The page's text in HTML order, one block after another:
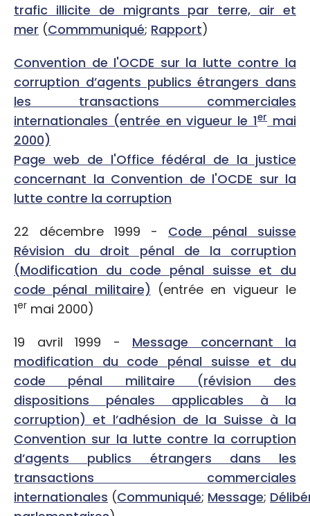
trafic illicite de migrants par terre, air et
mer (Commmuniqué; Rapport)
Convention de l'OCDE sur la lutte contre la
corruption d’agents publics étrangers dans
les transactions commerciales
internationales (entrée en vigueur le 1ermai
2000)
Page web de l'Office fédéral de la justice
concernant la Convention de l'OCDE sur la
lutte contre la corruption
22 décembre 1999 - Code pénal suisse
Révision du droit pénal de la corruption
(Modification du code pénal suisse et du
code pénal militaire) (entrée en vigueur le
1er mai 2000)
19 avril 1999 - Message concernant la
modification du code pénal suisse et du
code pénal militaire (révision des
dispositions pénales applicables à la
corruption) et l’adhésion de la Suisse à la
Convention sur la lutte contre la corruption
d’agents publics étrangers dans les
transactions commerciales
internationales (Communiqué; Message;